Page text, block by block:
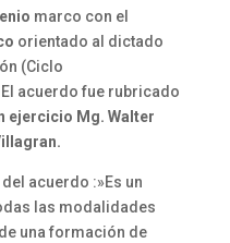
marco con el
orientado al dictado
(Ciclo
acuerdo fue rubricado
ejercicio Mg. Walter
acuerdo :»Es un
las modalidades
una formación de